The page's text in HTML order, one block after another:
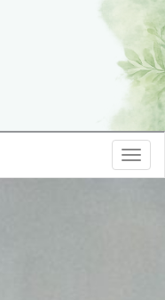
Toggle
navigation